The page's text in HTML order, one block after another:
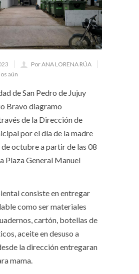
Por ANA LORENA RÚA
aún
de San Pedro de Jujuy
Bravo diagramo
de la Dirección de
por el día de la madre
de octubre a partir de las 08
Plaza General Manuel
consiste en entregar
como ser materiales
cartón, botellas de
aceite en desuso a
la dirección entregaran
mama.